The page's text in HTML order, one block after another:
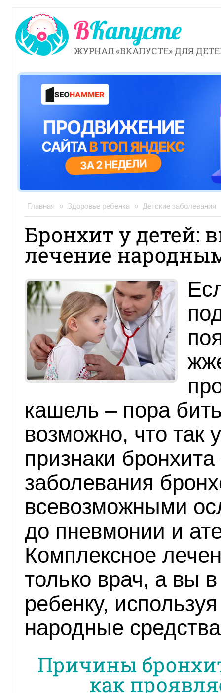
ЖУРНАЛ «ВКАПУСТЕ» ДЛЯ
Главная » Здоровье ребенка » Детские заболевания
Бронхит у детей:
лечение
кашель – пора
возможно, что так
признаки
заболевания
всевозможными
до пневмонии и
Комплексное
только врач, а вы
ребенку,
народные
Причины
как